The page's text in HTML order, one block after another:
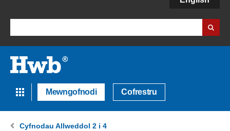
Mewngofnodi Cofrestru
Cyfnodau Allweddol 2 i 4